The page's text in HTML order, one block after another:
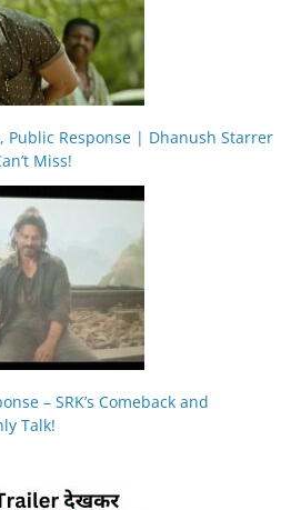
Public Response | Dhanush Starrer
Miss!
– SRK’s Comeback and
Talk!